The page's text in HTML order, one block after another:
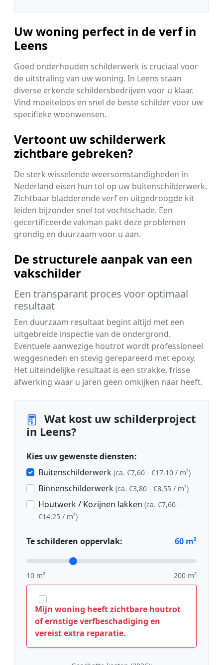
Uw woning perfect in de verf in
Leens
Goed onderhouden schilderwerk is cruciaal voor
de uitstraling van uw woning. In Leens staan
diverse erkende schildersbedrijven voor u klaar.
Vind moeiteloos en snel de beste schilder voor uw
specifieke woonwensen.
Vertoont uw schilderwerk
zichtbare gebreken?
De sterk wisselende weersomstandigheden in
Nederland eisen hun tol op uw buitenschilderwerk.
Zichtbaar bladderende verf en uitgedroogde kit
leiden bijzonder snel tot vochtschade. Een
gecertificeerde vakman pakt deze problemen
grondig en duurzaam voor u aan.
De structurele aanpak van een
vakschilder
Een transparant proces voor optimaal
resultaat
Een duurzaam resultaat begint altijd met een
uitgebreide inspectie van de ondergrond.
Eventuele aanwezige houtrot wordt professioneel
weggesneden en stevig gerepareerd met epoxy.
Het uiteindelijke resultaat is een strakke, frisse
afwerking waar u jaren geen omkijken naar heeft.
Wat kost uw schilderproject
in Leens?
Kies uw gewenste diensten:
Buitenschilderwerk (ca. €7,60 - €17,10 / m²)
Binnenschilderwerk (ca. €3,80 - €8,55 / m²)
Houtwerk / Kozijnen lakken (ca. €7,60 -
€14,25 / m²)
Te schilderen oppervlak: 60 m²
10 m² 200 m²
Mijn woning heeft zichtbare houtrot
of ernstige verfbeschadiging en
vereist extra reparatie.